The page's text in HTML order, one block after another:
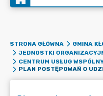
STRONA GŁÓWNA
GMINA
JEDNOSTKI
CENTRUM USŁUG